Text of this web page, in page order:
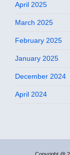
April 2025
March 2025
February 2025
January 2025
December 2024
April 2024